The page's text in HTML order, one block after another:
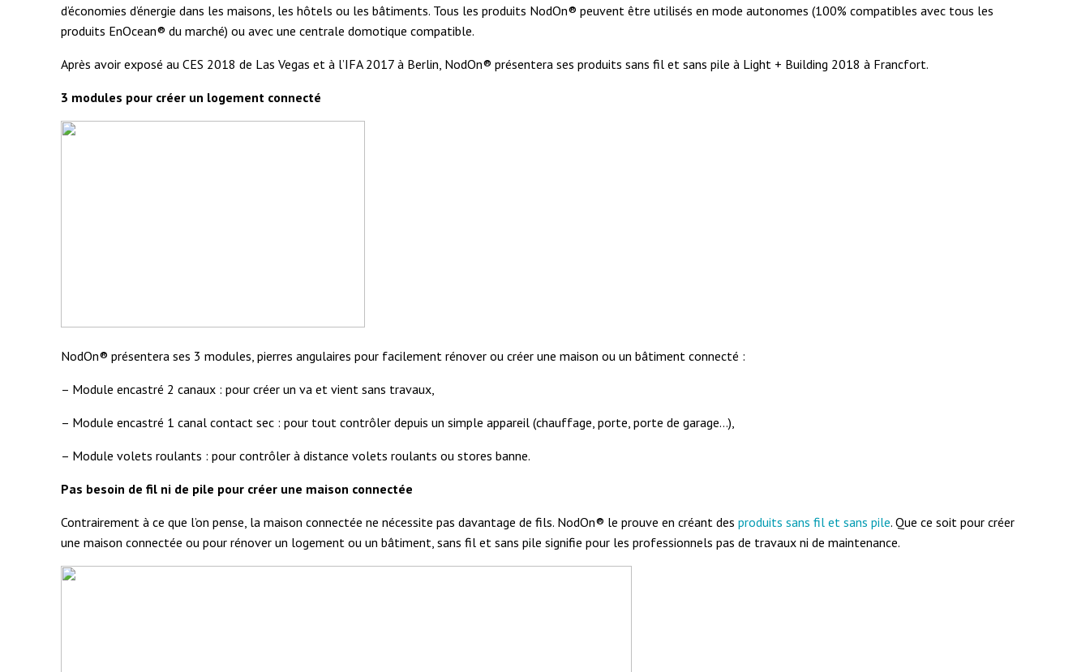
d’économies d’énergie dans les maisons, les hôtels ou les bâtiments. Tous les produits NodOn® peuvent être utilisés en mode autonomes (100% compatibles avec tous les
produits EnOcean® du marché) ou avec une centrale domotique compatible.
Après avoir exposé au CES 2018 de Las Vegas et à l’IFA 2017 à Berlin, NodOn® présentera ses produits sans fil et sans pile à Light + Building 2018 à Francfort.
3 modules pour créer un logement connecté
NodOn® présentera ses 3 modules, pierres angulaires pour facilement rénover ou créer une maison ou un bâtiment connecté :
– Module encastré 2 canaux : pour créer un va et vient sans travaux,
– Module encastré 1 canal contact sec : pour tout contrôler depuis un simple appareil (chauffage, porte, porte de garage…),
– Module volets roulants : pour contrôler à distance volets roulants ou stores banne.
Pas besoin de fil ni de pile pour créer une maison connectée
Contrairement à ce que l’on pense, la maison connectée ne nécessite pas davantage de fils. NodOn® le prouve en créant desproduits sans fil et sans pile. Que ce soit pour créer
une maison connectée ou pour rénover un logement ou un bâtiment, sans fil et sans pile signifie pour les professionnels pas de travaux ni de maintenance.